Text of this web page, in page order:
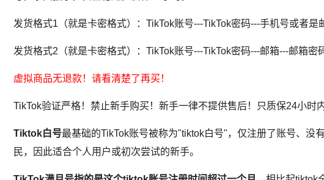
发货格式1（就是卡密格式）：TikTok账号---TikTok密码---手机号或者是
发货格式2（就是卡密格式）：TikTok账号---TikTok密码---邮箱---邮箱密
虚拟商品无退款！请看清楚了再买！
TikTok验证严格！禁止新手购买！新手一律不提供售后！只质保24小时
Tiktok白号最基础的TikTok账号被称为"tiktok白号"，仅注册了账号、没
民，因此适合个人用户或初次尝试的新手。